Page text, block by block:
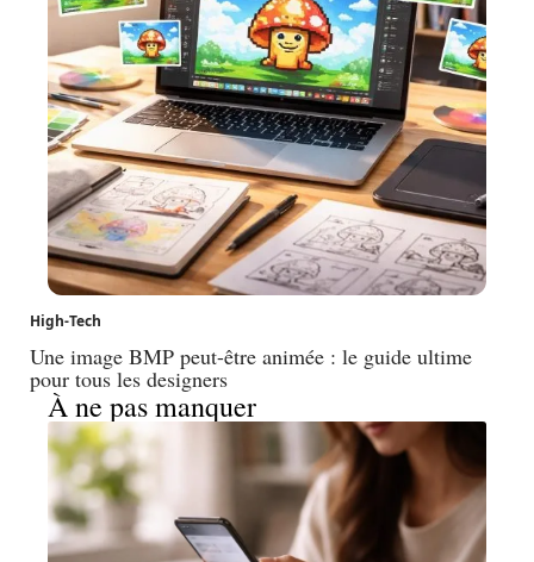
High-Tech
Une image BMP peut-être animée : le guide ultime
pour tous les designers
À ne pas manquer